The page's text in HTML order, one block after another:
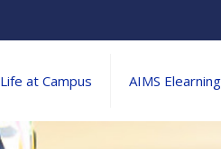
Life at Campus AIMS Elearning